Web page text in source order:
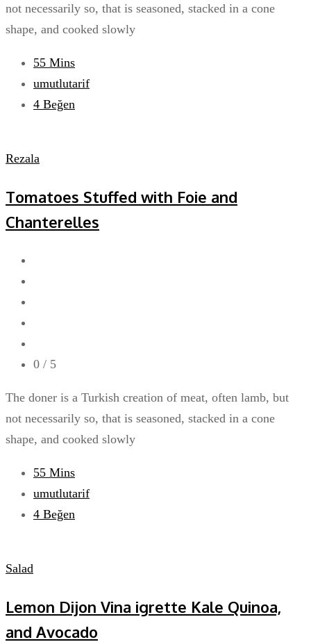
not necessarily so, that is seasoned, stacked in a cone
shape, and cooked slowly
55 Mins
umutlutarif
4 Beğen
Rezala
Tomatoes Stuffed with Foie and
Chanterelles
0 / 5
The doner is a Turkish creation of meat, often lamb, but
not necessarily so, that is seasoned, stacked in a cone
shape, and cooked slowly
55 Mins
umutlutarif
4 Beğen
Salad
Lemon Dijon Vina igrette Kale Quinoa,
and Avocado